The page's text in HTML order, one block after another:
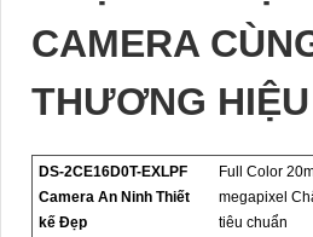
CAMERA
THƯƠNG HIỆU
DS-2CE16D0T-EXLPF
Camera An Ninh Thiết
kế Đẹp
Full Color
megapixel
tiêu chuẩn